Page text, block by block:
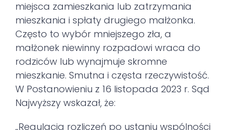
miejsca zamieszkania lub zatrzymania
mieszkania i spłaty drugiego małżonka.
Często to wybór mniejszego zła, a
małżonek niewinny rozpadowi wraca do
rodziców lub wynajmuje skromne
mieszkanie. Smutna i częsta rzeczywistość.
W Postanowieniu z 16 listopada 2023 r. Sąd
Najwyższy wskazał, że:
„Regulacja rozliczeń po ustaniu wspólności